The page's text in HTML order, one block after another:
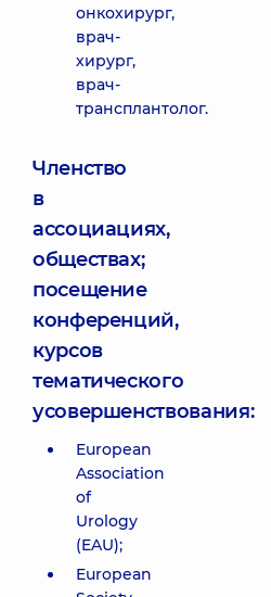
онкохирург,
врач-
хирург,
врач-
трансплантолог.
Членство
в
ассоциациях,
обществах;
посещение
конференций,
курсов
тематического
усовершенствования:
European
Association
of
Urology
(EAU);
European